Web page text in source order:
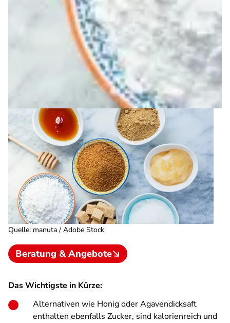
Quelle: manuta / Adobe Stock
Beratung & Angebote
Das Wichtigste in Kürze:
Alternativen wie Honig oder Agavendicksaft
enthalten ebenfalls Zucker, sind kalorienreich und